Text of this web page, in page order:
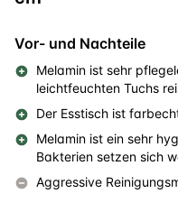
Vor- und Nachteile
Melamin ist sehr
leichtfeuchten Tuchs
Der Esstisch ist
Melamin ist ein sehr
Bakterien setzen sich
Aggressive